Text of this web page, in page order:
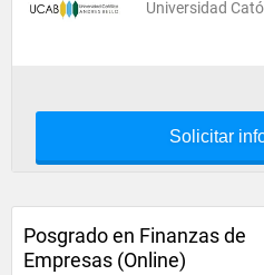
Universidad
Solicitar
Posgrado en Finanzas de
Empresas (Online)